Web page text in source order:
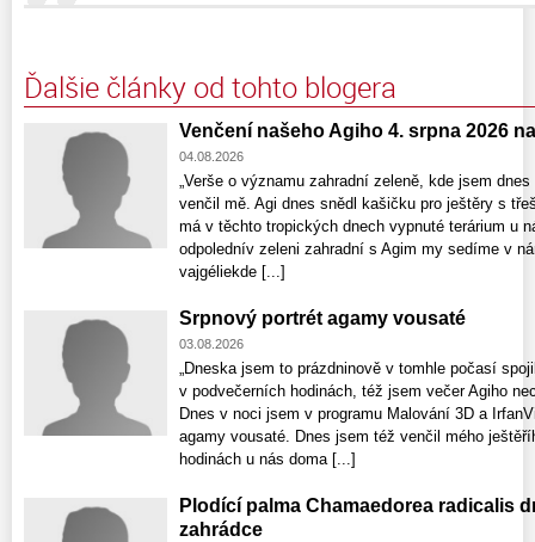
Ďalšie články od tohto blogera
Venčení našeho Agiho 4. srpna 2026
04.08.2026
„Verše o významu zahradní zeleně, kde jsem
venčil mě. Agi dnes snědl kašičku pro ještěry s
má v těchto tropických dnech vypnuté terárium u
odpolednív zeleni zahradní s Agim my sedíme v
vajgéliekde [...]
Srpnový portrét agamy vousaté
03.08.2026
„Dneska jsem to prázdninově v tomhle počasí
v podvečerních hodinách, též jsem večer Agiho
Dnes v noci jsem v programu Malování 3D a
agamy vousaté. Dnes jsem též venčil mého
hodinách u nás doma [...]
Plodící palma Chamaedorea radicalis
zahrádce